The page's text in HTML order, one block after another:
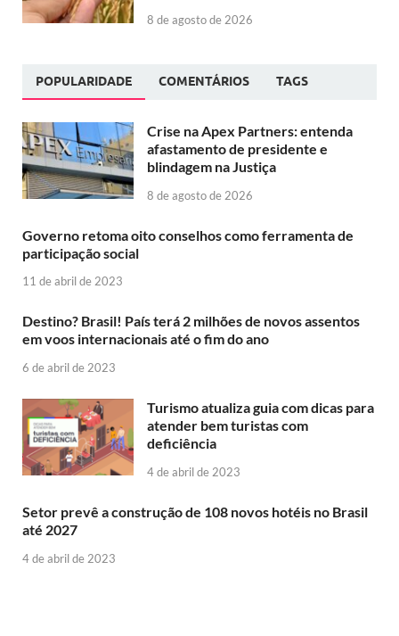
8 de agosto de 2026
POPULARIDADE COMENTÁRIOS TAGS
Crise na Apex Partners: entenda
afastamento de presidente e
blindagem na Justiça
8 de agosto de 2026
Governo retoma oito conselhos como ferramenta de
participação social
11 de abril de 2023
Destino? Brasil! País terá 2 milhões de novos assentos
em voos internacionais até o fim do ano
6 de abril de 2023
Turismo atualiza guia com dicas para
atender bem turistas com
deficiência
4 de abril de 2023
Setor prevê a construção de 108 novos hotéis no Brasil
até 2027
4 de abril de 2023